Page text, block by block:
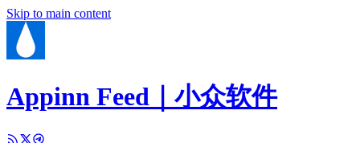
Skip to main content
Appinn Feed｜小众软件